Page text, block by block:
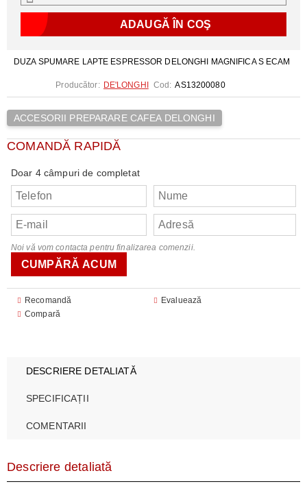
DUZA SPUMARE LAPTE ESPRESSOR DELONGHI MAGNIFICA S ECAM
Producător: DE'LONGHI Cod: AS13200080
ACCESORII PREPARARE CAFEA DELONGHI
COMANDĂ RAPIDĂ
Doar 4 câmpuri de completat
Noi vă vom contacta pentru finalizarea comenzii.
Recomandă
Evaluează
Compară
DESCRIERE DETALIATĂ
SPECIFICAȚII
COMENTARII
Descriere detaliată